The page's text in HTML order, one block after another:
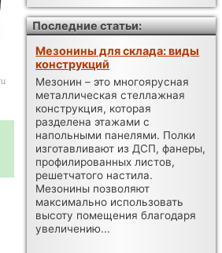
Последние статьи:
Мезонины для склада: виды
конструкций
Мезонин – это многоярусная
металлическая стеллажная
конструкция, которая
разделена этажами с
напольными панелями. Полки
изготавливают из ДСП, фанеры,
профилированных листов,
решетчатого настила.
Мезонины позволяют
максимально использовать
высоту помещения благодаря
увеличению...